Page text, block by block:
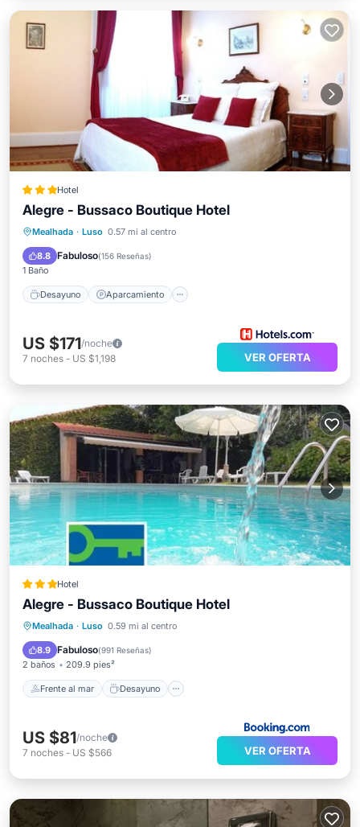
Hotel
Alegre - Bussaco Boutique Hotel
Mealhada · Luso 0.57 mi al centro
8.8 Fabuloso(156 Reseñas)
1 Baño
Desayuno Aparcamiento
Desayuno Aparcamiento
Vista al mar
US $171/noche
7 noches - US $1,198 VER OFERTA
Hotel
Alegre - Bussaco Boutique Hotel
Mealhada · Luso 0.59 mi al centro
8.9 Fabuloso(991 Reseñas)
2 baños 209.9 pies²
Frente al mar Desayuno
Frente al mar
Desayuno
Aparcamiento
US $81/noche
7 noches - US $566 VER OFERTA